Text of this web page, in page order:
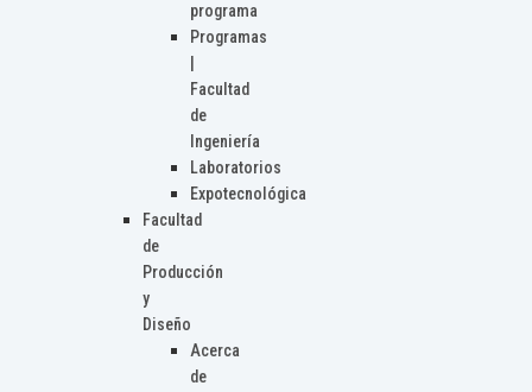
programa
Programas
Facultad
de
Ingeniería
Laboratorios
Expotecnológica
Facultad
de
Producción
y
Diseño
Acerca
de